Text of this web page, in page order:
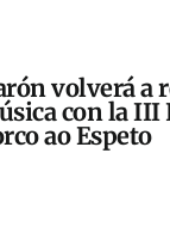
volverá a
con la III
ao Espeto